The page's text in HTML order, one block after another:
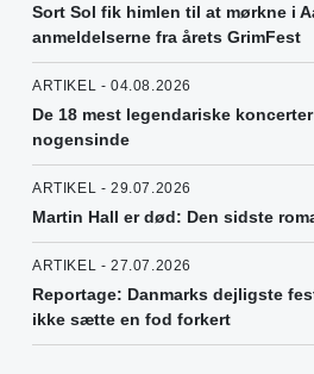
Sort Sol fik himlen til at mørkne i
anmeldelserne fra årets GrimFest
ARTIKEL - 04.08.2026
De 18 mest legendariske
nogensinde
ARTIKEL - 29.07.2026
Martin Hall er død: Den sidste
ARTIKEL - 27.07.2026
Reportage: Danmarks dejligste
ikke sætte en fod forkert